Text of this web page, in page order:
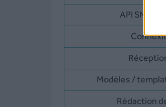
API SMS
Modèles /
Rédaction